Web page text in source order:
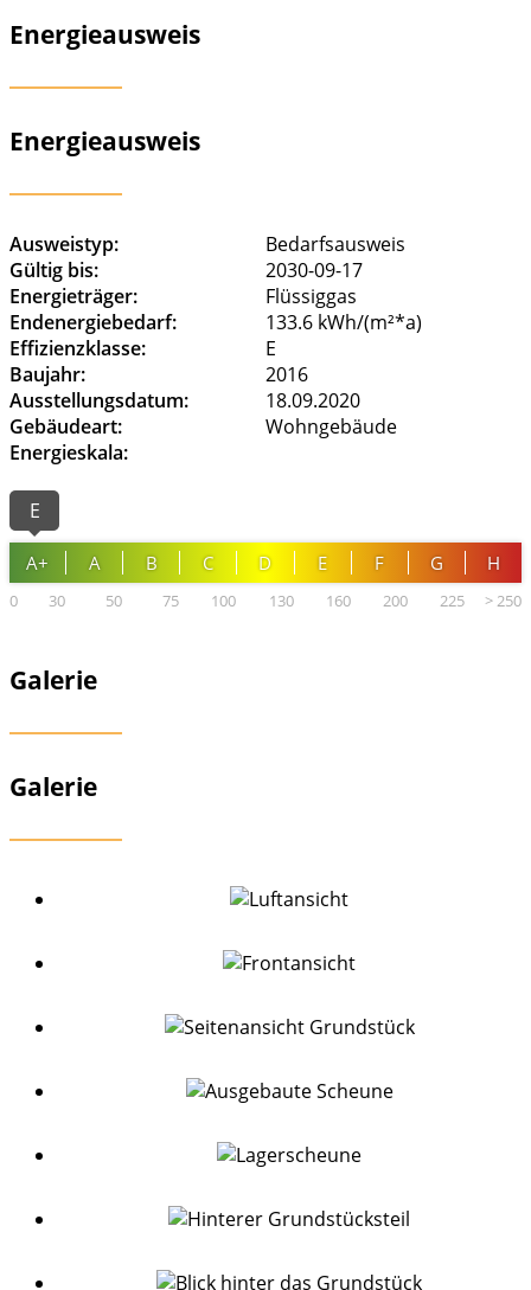
Energieausweis
Energieausweis
Ausweistyp:
Bedarfsausweis
Gültig bis:
2030-09-17
Energieträger:
Flüssiggas
Endenergiebedarf:
133.6 kWh/(m²*a)
Effizienzklasse:
E
Baujahr:
2016
Ausstellungsdatum:
18.09.2020
Gebäudeart:
Wohngebäude
Energieskala:
E
A+ A B C D E F G H
Galerie
Galerie